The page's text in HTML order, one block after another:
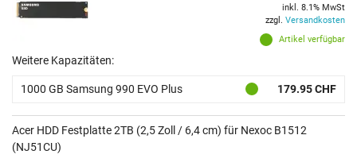
Artikel verfügbar
inkl. 8.1% MwSt
zzgl. Versandkosten
Weitere Kapazitäten:
1000 GB Samsung 990 EVO Plus 179.95 CHF
Acer HDD Festplatte 2TB (2,5 Zoll / 6,4 cm) für Nexoc B1512
(NJ51CU)